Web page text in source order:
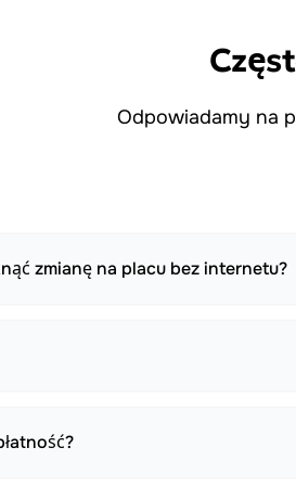
Odpowiadamy na
zmianę na placu bez internetu?